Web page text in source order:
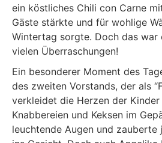
ein köstliches Chili con Carne
Gäste stärkte und für wohlige
Wintertag sorgte. Doch das war
vielen Überraschungen!
Ein besonderer Moment des
des zweiten Vorstands, der als
verkleidet die Herzen der
Knabbereien und Keksen im
leuchtende Augen und zauberte